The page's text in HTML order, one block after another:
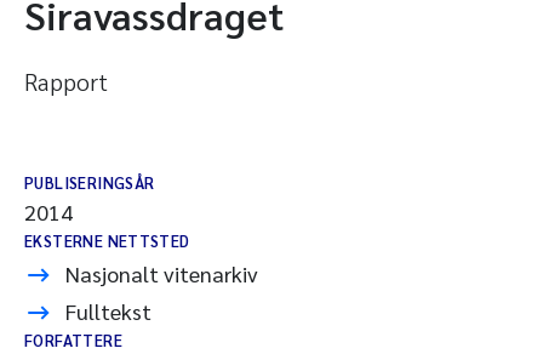
Siravassdraget
Rapport
PUBLISERINGSÅR
2014
EKSTERNE NETTSTED
Nasjonalt vitenarkiv
Fulltekst
FORFATTERE